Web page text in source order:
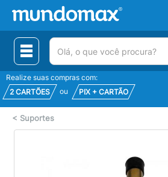
(pesquisar)
Realize suas compras com:
2 CARTÕES
ou PIX + CARTÃO
< Suportes